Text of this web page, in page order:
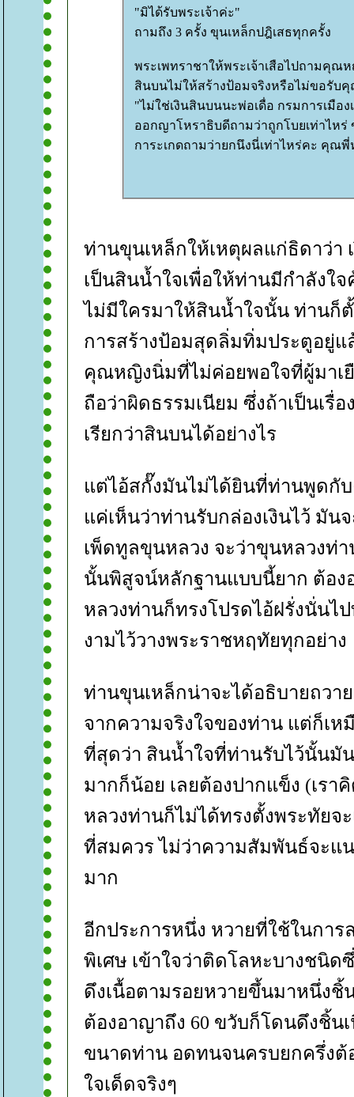
"มิได้รับพระเจ้าค่ะ"
ถามถึง 3 ครั้ง ขุนเหล็กปฎิเสธทุกครั้ง
พระเพทราชาให้พระเจ้าเสือไปถามคุณ
สินบนไม่ให้สร้างป้อมจริงหรือไม่ขอรับ
"ไม่ใช่เงินสินบนนะพ่อเดื่อ กรมการเมือง
ออกญาโหราธิบดีถามว่าถูกโบยเท่าไหร่
การะเกดถามว่ายกนึงนี่เท่าไหร่คะ คุณ
ท่านขุนเหล็กให้เหตุผลแก่ธิดาว่า
เป็นสินน้ำใจเพื่อให้ท่านมีกำลังใ
ไม่มีใครมาให้สินน้ำใจนั้น ท่านก็
การสร้างป้อมสุดลิ่มทิ่มประตูอยู่แ
คุณหญิงนิ่มที่ไม่ค่อยพอใจที่ผู้มา
ถือว่าผิดธรรมเนียม ซึ่งถ้าเป็นเรื่
เรียกว่าสินบนได้อย่างไร
ต่ไอ้สกั๊งมันไม่ได้ยินที่ท่านพูดกับ
ค่เห็นว่าท่านรับกล่องเงินไว้ มันจ
เพ็ดทูลขุนหลวง จะว่าขุนหลวงท่
นั้นพิสูจน์หลักฐานแบบนี้ยาก ต้อง
หลวงท่านก็ทรงโปรดไอ้ฝรั่งนั่นไ
งามไว้วางพระราชหฤทัยทุกอย่าง
ท่านขุนเหล็กน่าจะได้อธิบายถวา
จากความจริงใจของท่าน แต่ก็เ
ที่สุดว่า สินน้ำใจที่ท่านรับไว้นั้นมั
มากก็น้อย เลยต้องปากแข็ง (เรา
หลวงท่านก็ไม่ได้ทรงตั้งพระทัยจ
ที่สมควร ไม่ว่าความสัมพันธ์จะแ
มาก
อีกประการหนึ่ง หวายที่ใช้ในกา
พิเศษ เข้าใจว่าติดโลหะบางชนิด
ดึงเนื้อตามรอยหวายขึ้นมาหนึ่งชิ้
ต้องอาญาถึง 60 ขวับก็โดนดึงชิ้น
ขนาดท่าน อดทนจนครบยกครึ่งต้
จเด็ดจริงๆ